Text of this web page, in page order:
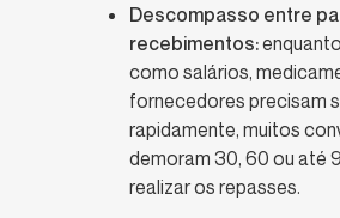
Descompasso entre
recebimentos:
como salários,
fornecedores precisam
rapidamente, muitos
demoram 30, 60 ou até
realizar os repasses.